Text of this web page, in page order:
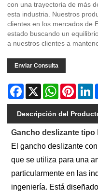
con una trayectoria de más
esta industria. Nuestros
clientes en los mercados de
estado buscando un
a nuestros clientes a
Enviar Consulta
Facebook
X WhatsApp
Descripción del
Gancho deslizante
El gancho deslizante
que se utiliza para una
particularmente en las
ingeniería. Está